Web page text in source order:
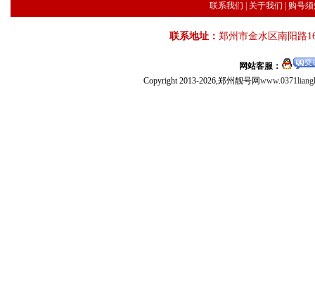
联系我们 关于我们 购号
联系地址： 郑州市金水区南阳路
网站客服：
Copyright 2013-2026,郑州靓号网